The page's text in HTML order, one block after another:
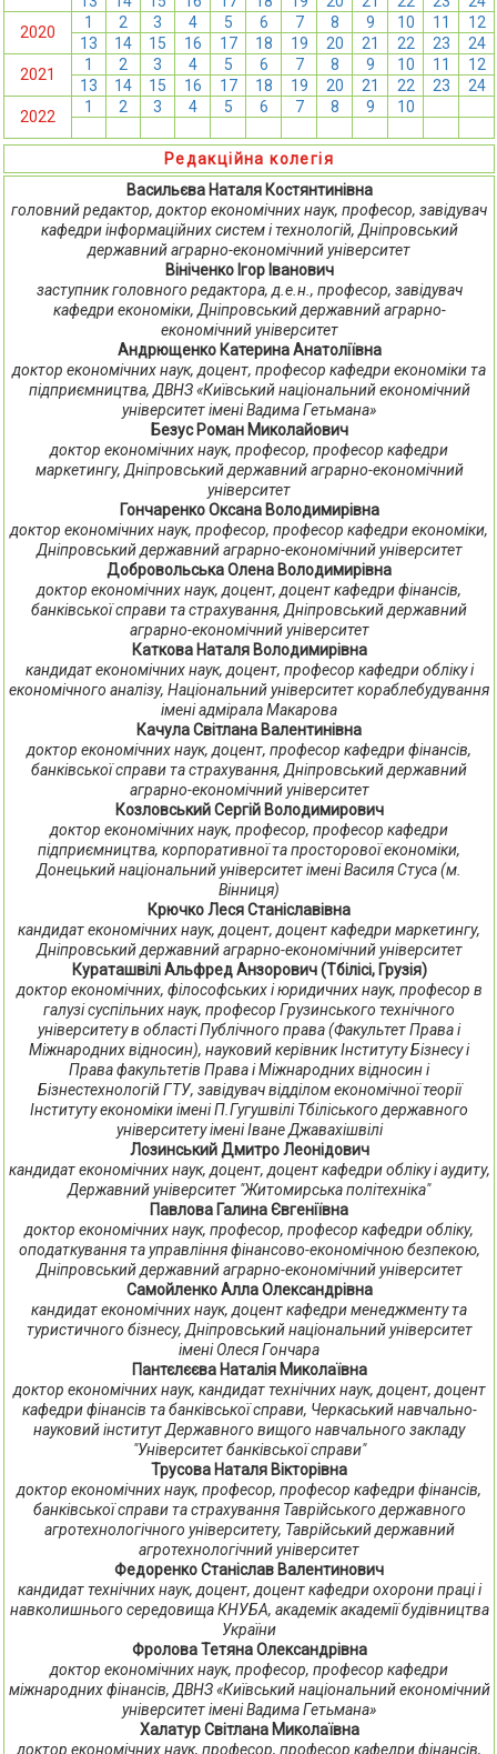
2020
1 2 3 4 5 6 7 8 9 10 11
12
13
14 15 16 17 18 19 20 21 22 23
24
2021
1 2 3 4 5 6 7 8 9 10 11
12
13
14 15 16 17 18 19 20 21 22 23
24
2022
1 2 3 4 5 6 7 8 9 10
Редакційна колегія
Васильєва Наталя Костянтинівна
головний редактор, доктор економічних наук, професор, завідувач
кафедри інформаційних систем і технологій, Дніпровський
державний аграрно-економічний університет
Вініченко Ігор Іванович
заступник головного редактора, д.е.н., професор, завідувач
кафедри економіки, Дніпровський державний аграрно-
економічний університет
Андрющенко Катерина Анатоліївна
доктор економічних наук, доцент, професор кафедри економіки та
підприємництва, ДВНЗ «Київський національний економічний
університет імені Вадима Гетьмана»
Безус Роман Миколайович
доктор економічних наук, професор, професор кафедри
маркетингу, Дніпровський державний аграрно-економічний
університет
Гончаренко Оксана Володимирівна
доктор економічних наук, професор, професор кафедри економіки,
Дніпровський державний аграрно-економічний університет
Добровольська Олена Володимирівна
доктор економічних наук, доцент, доцент кафедри фінансів,
банківської справи та страхування, Дніпровський державний
аграрно-економічний університет
Каткова Наталя Володимирівна
кандидат економічних наук, доцент, професор кафедри обліку і
економічного аналізу, Національний університет кораблебудування
імені адмірала Макарова
Качула Світлана Валентинівна
доктор економічних наук, доцент, професор кафедри фінансів,
банківської справи та страхування, Дніпровський державний
аграрно-економічний університет
Козловський Сергій Володимирович
доктор економічних наук, професор, професор кафедри
підприємництва, корпоративної та просторової економіки,
Донецький національний університет імені Василя Стуса (м.
Вінниця)
Крючко Леся Станіславівна
кандидат економічних наук, доцент, доцент кафедри маркетингу,
Дніпровський державний аграрно-економічний університет
Кураташвілі Альфред Анзорович (Тбілісі, Грузія)
доктор економічних, філософських і юридичних наук, професор в
галузі суспільних наук, професор Грузинського технічного
університету в області Публічного права (Факультет Права і
Міжнародних відносин), науковий керівник Інституту Бізнесу і
Права факультетів Права і Міжнародних відносин і
Бізнестехнологій ГТУ, завідувач відділом економічної теорії
Інституту економіки імені П.Гугушвілі Тбіліського державного
університету імені Іване Джавахішвілі
Лозинський Дмитро Леонідович
кандидат економічних наук, доцент, доцент кафедри обліку і аудиту,
Державний університет "Житомирська політехніка"
Павлова Галина Євгеніївна
доктор економічних наук, професор, професор кафедри обліку,
оподаткування та управління фінансово-економічною безпекою,
Дніпровський державний аграрно-економічний університет
Самойленко Алла Олександрівна
кандидат економічних наук, доцент кафедри менеджменту та
туристичного бізнесу, Дніпровський національний університет
імені Олеся Гончара
Пантєлєєва Наталія Миколаївна
доктор економічних наук, кандидат технічних наук, доцент, доцент
кафедри фінансів та банківської справи, Черкаський навчально-
науковий інститут Державного вищого навчального закладу
"Університет банківської справи"
Трусова Наталя Вікторівна
доктор економічних наук, професор, професор кафедри фінансів,
банківської справи та страхування Таврійського державного
агротехнологічного університету, Таврійський державний
агротехнологічний університет
Федоренко Станіслав Валентинович
кандидат технічних наук, доцент, доцент кафедри охорони праці і
навколишнього середовища КНУБА, академік академії будівництва
України
Фролова Тетяна Олександрівна
доктор економічних наук, професор, професор кафедри
міжнародних фінансів, ДВНЗ «Київський національний економічний
університет імені Вадима Гетьмана»
Халатур Світлана Миколаївна
доктор економічних наук, професор, професор кафедри фінансів,